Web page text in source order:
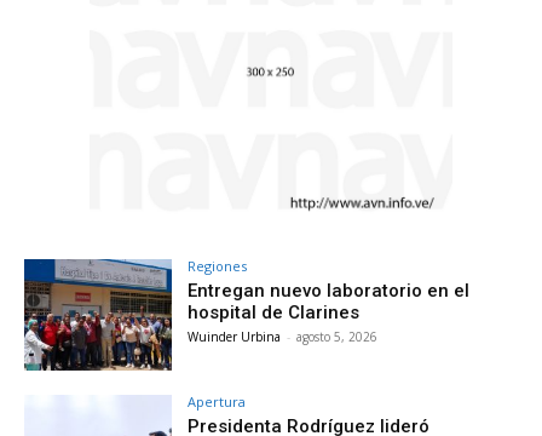
Regiones
Entregan nuevo laboratorio en el
hospital de Clarines
Wuinder Urbina - agosto 5, 2026
Apertura
Presidenta Rodríguez lideró